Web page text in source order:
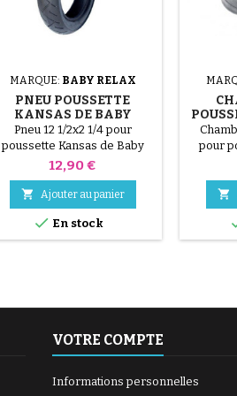
MARQUE: BABY RELAX
PNEU POUSSETTE
KANSAS DE BABY
RELAX
Pneu 12 1/2x2 1/4 pour
poussette Kansas de Baby
Relax
Prix
12,90 €
 Ajouter au panier
 En stock
pour

VOTRE COMPTE
Informations personnelles